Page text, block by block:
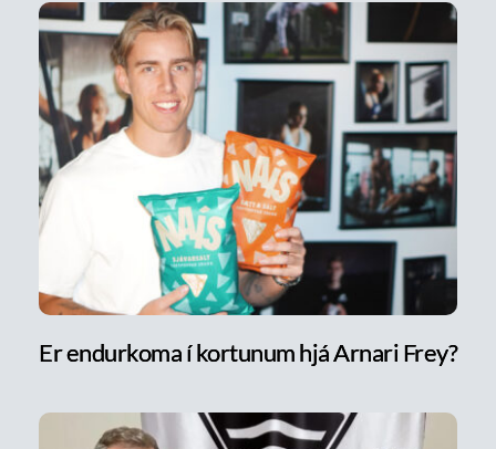
Er endurkoma í kortunum hjá Arnari Frey?